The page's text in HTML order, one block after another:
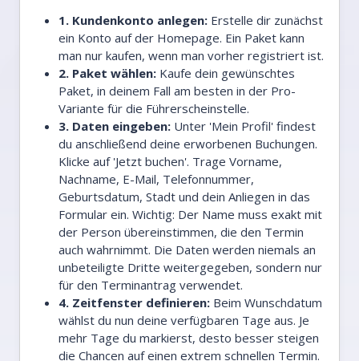
1. Kundenkonto anlegen: Erstelle dir zunächst
ein Konto auf der Homepage. Ein Paket kann
man nur kaufen, wenn man vorher registriert ist.
2. Paket wählen: Kaufe dein gewünschtes
Paket, in deinem Fall am besten in der Pro-
Variante für die Führerscheinstelle.
3. Daten eingeben: Unter 'Mein Profil' findest
du anschließend deine erworbenen Buchungen.
Klicke auf 'Jetzt buchen'. Trage Vorname,
Nachname, E-Mail, Telefonnummer,
Geburtsdatum, Stadt und dein Anliegen in das
Formular ein. Wichtig: Der Name muss exakt mit
der Person übereinstimmen, die den Termin
auch wahrnimmt. Die Daten werden niemals an
unbeteiligte Dritte weitergegeben, sondern nur
für den Terminantrag verwendet.
4. Zeitfenster definieren: Beim Wunschdatum
wählst du nun deine verfügbaren Tage aus. Je
mehr Tage du markierst, desto besser steigen
die Chancen auf einen extrem schnellen Termin.